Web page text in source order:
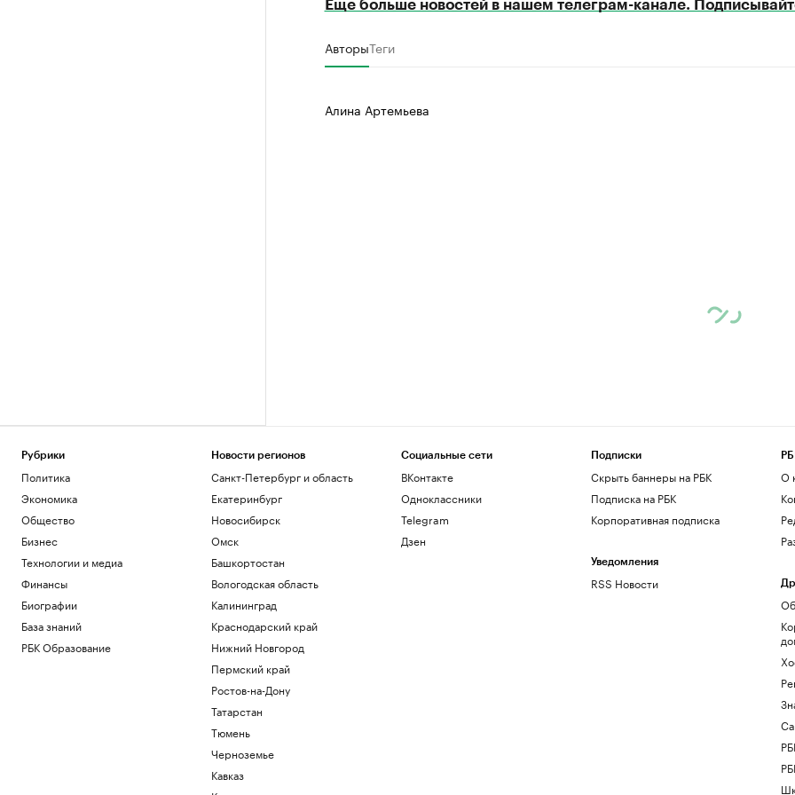
Еще больше новостей в нашем телеграм-канале.
АвторыТеги
Алина Артемьева
Рубрики
Политика
Экономика
Общество
Бизнес
Технологии и медиа
Финансы
Биографии
База знаний
РБК Образование
Новости регионов
Санкт-Петербург и область
Екатеринбург
Новосибирск
Омск
Башкортостан
Вологодская область
Калининград
Краснодарский край
Нижний Новгород
Пермский край
Ростов-на-Дону
Татарстан
Тюмень
Черноземье
Кавказ
Социальные сети
ВКонтакте
Одноклассники
Telegram
Дзен
Подписки
Скрыть баннеры на РБК
Подписка на РБК
Корпоративная подписка
Уведомления
RSS Новости
О